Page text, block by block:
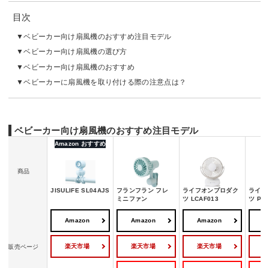
目次
ベビーカー向け扇風機のおすすめ注目モデル
ベビーカー向け扇風機の選び方
ベビーカー向け扇風機のおすすめ
ベビーカーに扇風機を取り付ける際の注意点は？
ベビーカー向け扇風機のおすすめ注目モデル
商品
Amazon おすすめ
JISULIFE SL04AJS
フランフラン フレ
ミニファン
ライフオンプロダク
ツ LCAF013
ライフ
ツ
販売ページ
Amazon
楽天市場
Amazon
楽天市場
Amazon
楽天市場